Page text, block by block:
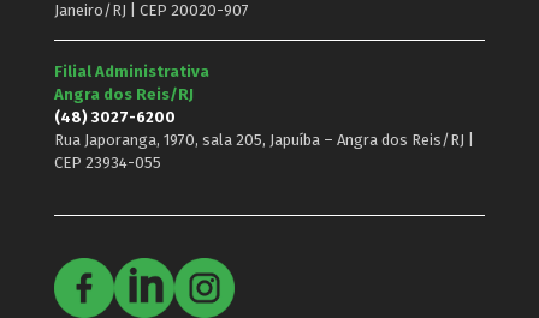
Janeiro/RJ | CEP 20020-907
Filial Administrativa
Angra dos Reis/RJ
(48) 3027-6200
Rua Japoranga, 1970, sala 205, Japuíba – Angra dos Reis/RJ |
CEP 23934-055